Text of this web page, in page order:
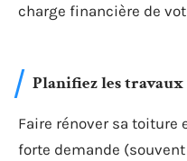
charge financière de
Planifiez les travaux
Faire rénover sa toiture
forte demande